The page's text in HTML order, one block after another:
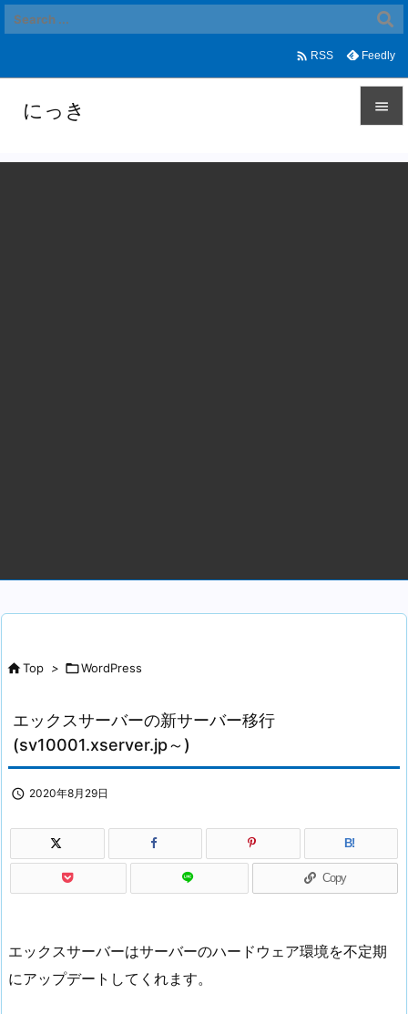
にっき 
メニュ
 RSS Feedly
Top > WordPress
エックスサーバーの新サーバー移行
(sv10001.xserver.jp～)
 2020年8月29日
B!
Copy
エックスサーバーはサーバーのハードウェア環境を不定期
にアップデートしてくれます。